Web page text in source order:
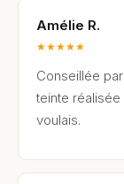
Amélie R.
★★★★★
Conseillée
teinte
voulais.